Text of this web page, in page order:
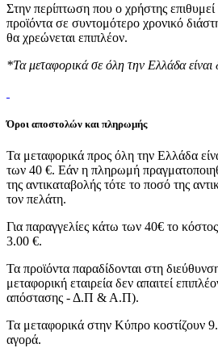
Στην περίπτωση που ο χρήστης
προϊόντα σε συντομότερο χρονικό
θα χρεώνεται επιπλέον.
*Τα μεταφορικά σε όλη την Ελλάδα
Όροι αποστολών και πληρωμής
Τα μεταφορικά προς όλη την Ελλάδα
των 40 €. Εάν η πληρωμή
της αντικαταβολής τότε το ποσό της
τον πελάτη.
Για παραγγελίες κάτω των 40€ το
3.00 €.
Τα προϊόντα παραδίδονται στη
μεταφορική εταιρεία δεν απαιτεί
απόστασης - Δ.Π & Α.Π).
Τα μεταφορικά στην Κύπρο κοστίζουν
αγορά.